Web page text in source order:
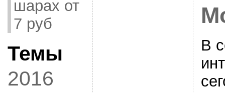
шарах от
7 руб
Темы
2016
В